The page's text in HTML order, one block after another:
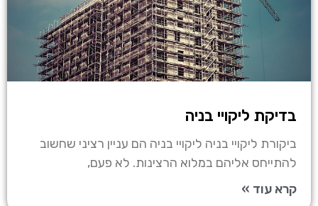
בדיקת ליקויי בניה
ביקורת ליקויי בניה ליקויי בניה הם עניין רציני שחשוב
להתייחס אליהם במלוא הרצינות. לא פעם,
קרא עוד »